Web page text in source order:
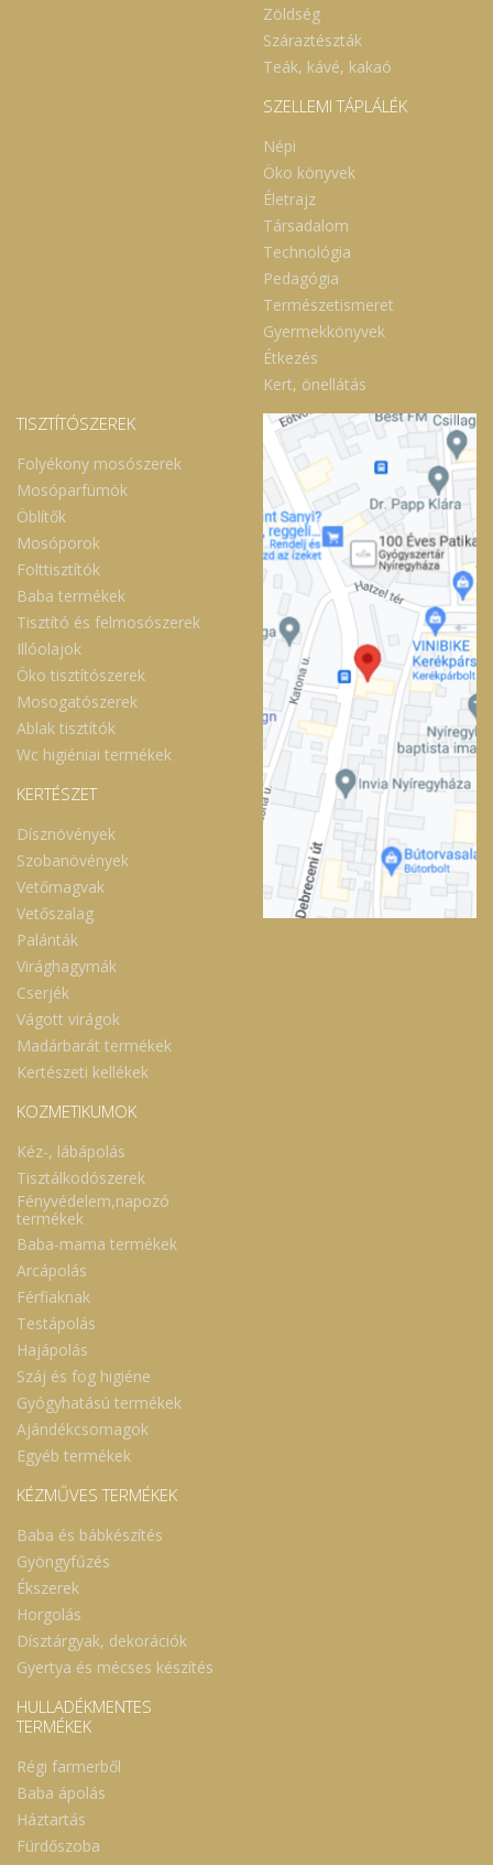
Zöldség
Száraztészták
Teák, kávé, kakaó
SZELLEMI TÁPLÁLÉK
Népi
Öko könyvek
Életrajz
Társadalom
Technológia
Pedagógia
Természetismeret
Gyermekkönyvek
Étkezés
Kert, önellátás
TISZTÍTÓSZEREK
Folyékony mosószerek
Mosóparfümök
Öblítők
Mosóporok
Folttisztítók
Baba termékek
Tisztító és felmosószerek
Illóolajok
Öko tisztítószerek
Mosogatószerek
Ablak tisztítók
Wc higiéniai termékek
KERTÉSZET
Dísznövények
Szobanövények
Vetőmagvak
Vetőszalag
Palánták
Virághagymák
Cserjék
Vágott virágok
Madárbarát termékek
Kertészeti kellékek
KOZMETIKUMOK
Kéz-, lábápolás
Tisztálkodószerek
Fényvédelem,napozó
termékek
Baba-mama termékek
Arcápolás
Férfiaknak
Testápolás
Hajápolás
Száj és fog higiéne
Gyógyhatású termékek
Ajándékcsomagok
Egyéb termékek
KÉZMŰVES TERMÉKEK
Baba és bábkészítés
Gyöngyfűzés
Ékszerek
Horgolás
Dísztárgyak, dekorációk
Gyertya és mécses készítés
HULLADÉKMENTES
TERMÉKEK
Régi farmerből
Baba ápolás
Háztartás
Fürdőszoba